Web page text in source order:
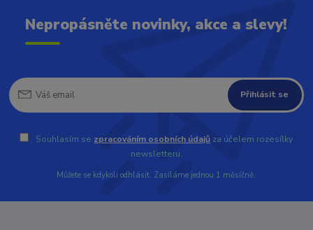
Nepropásněte novinky, akce a slevy!
Přihlásit se
Souhlasím se zpracováním osobních údajů za účelem rozesílky
newsletteru.
Můžete se kdykoli odhlásit. Zasíláme jednou 1 měsíčně.